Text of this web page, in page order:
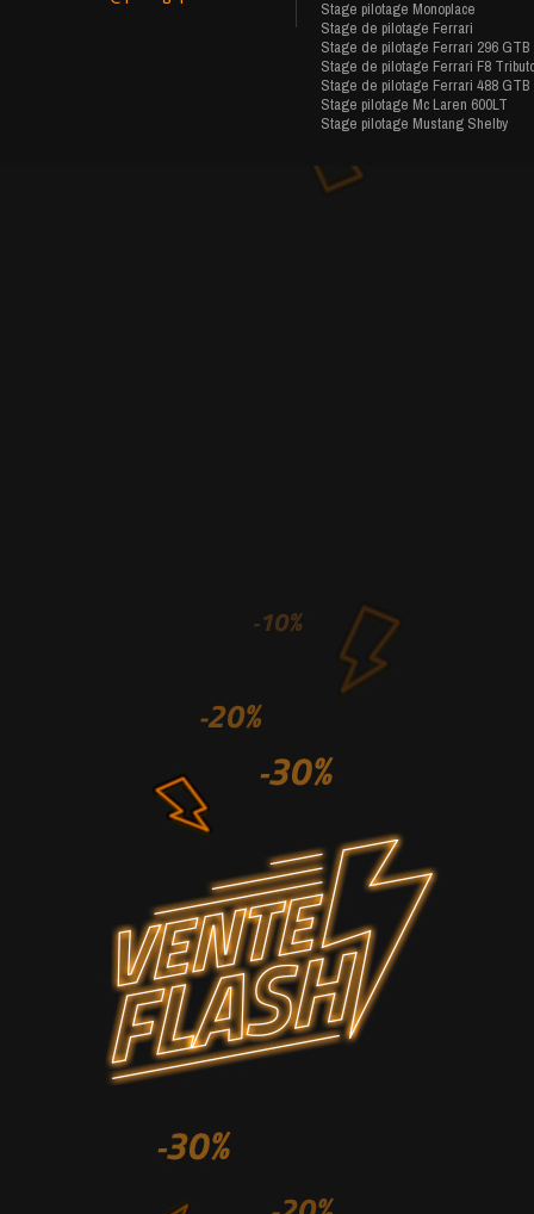
Stage pilotage Monoplace
Stage de pilotage Ferrari
Stage de pilotage Ferrari 296 GTB
Stage de pilotage Ferrari F8
Stage de pilotage Ferrari 488 GTB
Stage pilotage Mc Laren 600LT
Stage pilotage Mustang Shelby